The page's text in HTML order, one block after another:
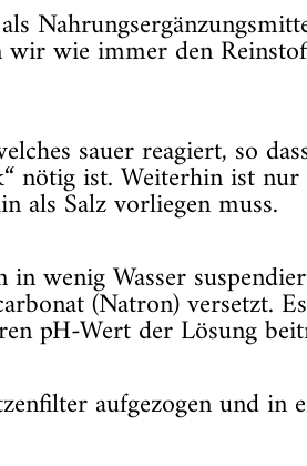
wie immer den
sauer reagiert, so
nötig ist. Weiterhin ist
als Salz vorliegen muss.
wenig Wasser
(Natron) versetzt.
pH-Wert der Lösung
aufgezogen und in